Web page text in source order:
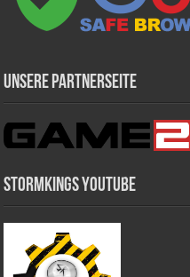
Unsere Partnerseite
Stormkings Youtube